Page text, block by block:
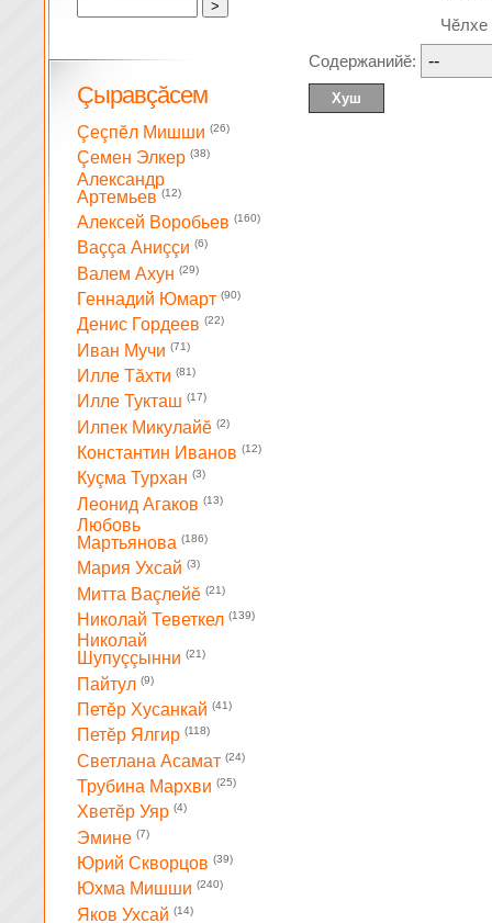
Содержанийĕ:
Çыравçăсем
Çеçпĕл Мишши (26)
Çемен Элкер (38)
Александр
Артемьев (12)
Алексей Воробьев (160)
Ваççа Аниççи (6)
Валем Ахун (29)
Геннадий Юмарт (90)
Денис Гордеев (22)
Иван Мучи (71)
Илле Тăхти (81)
Илле Тукташ (17)
Илпек Микулайĕ (2)
Константин Иванов (12)
Куçма Турхан (3)
Леонид Агаков (13)
Любовь
Мартьянова (186)
Мария Ухсай (3)
Митта Ваçлейĕ (21)
Николай Теветкел (139)
Николай
Шупуççынни (21)
Пайтул (9)
Петĕр Хусанкай (41)
Петĕр Ялгир (118)
Светлана Асамат (24)
Трубина Мархви (25)
Хветĕр Уяр (4)
Эмине (7)
Юрий Скворцов (39)
Юхма Мишши (240)
Яков Ухсай (14)